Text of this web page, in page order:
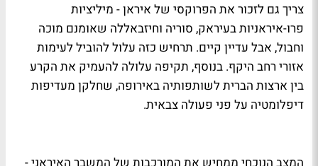
צריך גם לזכור את הפרוקסי של איראן - מיליציות
פרו-איראניות בעיראק, סוריה וחיזבאללה שאומנם מוכה
וחבול, אבל עדיין קיים. תרחיש כזה עלול להוביל לעימות
אזורי רחב היקף. בנוסף, תקיפה עלולה להעמיק את הקרע
בין ארצות הברית לשותפותיה באירופה, שחלקן מעדיפות
דיפלומטיה על פני פעולה צבאית.